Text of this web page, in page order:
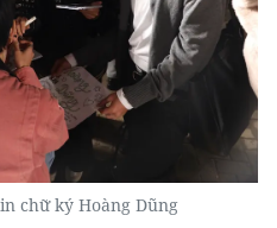
chữ ký Hoàng Dũng